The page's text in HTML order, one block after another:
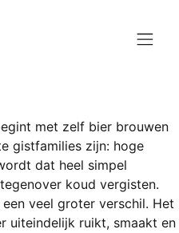
met zelf bier brouwen
gistfamilies zijn: hoge
dat heel simpel
koud vergisten.
veel groter verschil. Het
uiteindelijk ruikt, smaakt en